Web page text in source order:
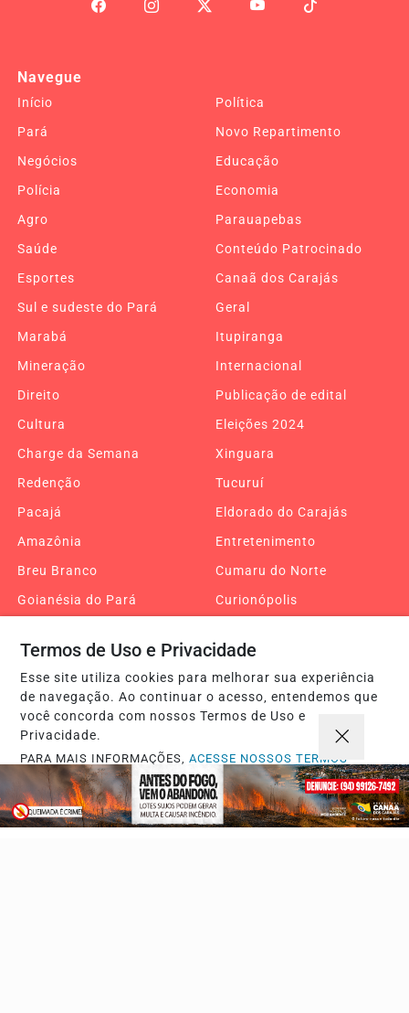
Navegue
Início
Política
Pará
Novo Repartimento
Negócios
Educação
Polícia
Economia
Agro
Parauapebas
Saúde
Conteúdo Patrocinado
Esportes
Canaã dos Carajás
Sul e sudeste do Pará
Geral
Marabá
Itupiranga
Mineração
Internacional
Direito
Publicação de edital
Cultura
Eleições 2024
Charge da Semana
Xinguara
Redenção
Tucuruí
Pacajá
Eldorado do Carajás
Amazônia
Entretenimento
Breu Branco
Cumaru do Norte
Goianésia do Pará
Curionópolis
Editorial
COP30
Jacundá
Nova Ipixuna
Belém
Tocantins
Araguaína
Palmas
Termos de Uso e Privacidade
Esse site utiliza cookies para melhorar sua experiência
de navegação. Ao continuar o acesso, entendemos que
você concorda com nossos Termos de Uso e
Privacidade.
PARA MAIS INFORMAÇÕES,ACESSE NOSSOS TERMOS
CLICANDO AQUI
PROSSEGUIR